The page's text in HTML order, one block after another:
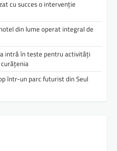
cu succes o intervenție
din lume operat integral de
intră în teste pentru activități
într-un parc futurist din Seul